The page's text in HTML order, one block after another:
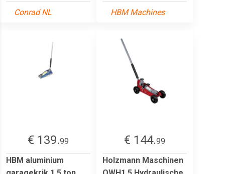
Conrad NL HBM Machines
€ 139.99
HBM aluminium
€ 144.99
Holzmann Maschinen